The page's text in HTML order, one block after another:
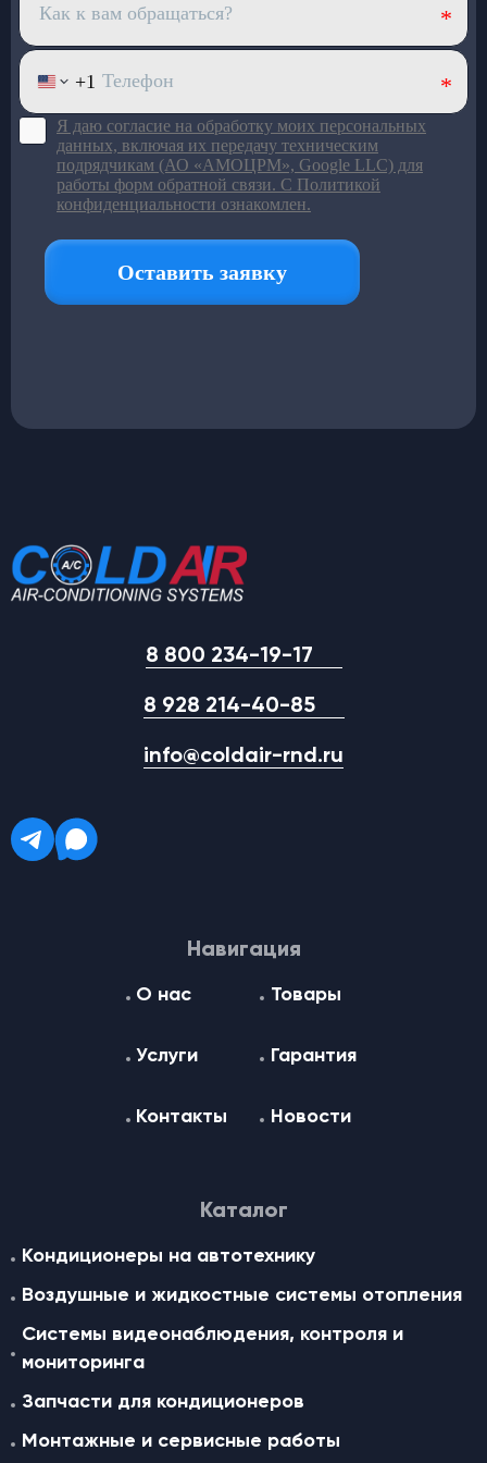
8 800 234-19-17
8 928 214-40-85
info@coldair-rnd.ru
Навигация
О нас Товары
Услуги Гарантия
Контакты Новости
Каталог
Кондиционеры на автотехнику
Воздушные и жидкостные cистемы отопления
Системы видеонаблюдения, контроля и
мониторинга
Запчасти для кондиционеров
Монтажные и сервисные работы
к износу